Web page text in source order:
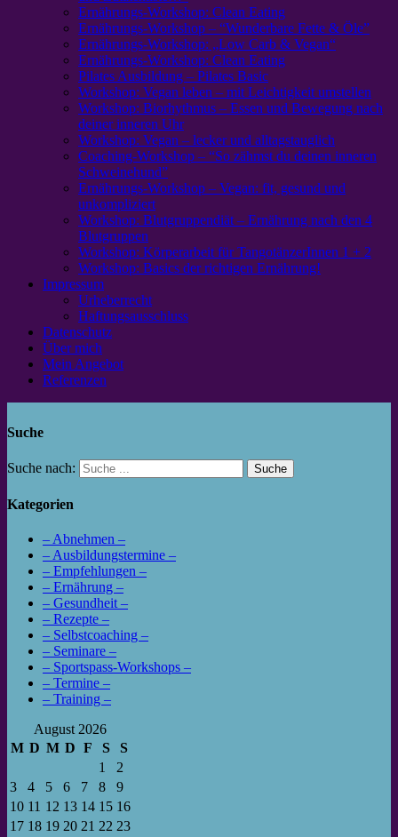
Ernährungs-Workshop: Clean Eating
Ernährungs-Workshop – “Wunderbare Fette & Öle”
Ernährungs-Workshop: „Low Carb & Vegan“
Ernährungs-Workshop: Clean Eating
Pilates Ausbildung – Pilates Basic
Workshop: Vegan leben – mit Leichtigkeit umstellen
Workshop: Biorhythmus – Essen und Bewegung nach
deiner inneren Uhr
Workshop: Vegan – lecker und alltagstauglich
Coaching-Workshop – “So zähmst du deinen inneren
Schweinehund”
Ernährungs-Workshop – Vegan: fit, gesund und
unkompliziert
Workshop: Blutgruppendiät – Ernährung nach den 4
Blutgruppen
Workshop: Körperarbeit für TangotänzerInnen 1 + 2
Workshop: Basics der richtigen Ernährung!
Impressum
Urheberrecht
Haftungsausschluss
Datenschutz
Über mich
Mein Angebot
Referenzen
Suche
Suche nach:
Kategorien
– Abnehmen –
– Ausbildungstermine –
– Empfehlungen –
– Ernährung –
– Gesundheit –
– Rezepte –
– Selbstcoaching –
– Seminare –
– Sportspass-Workshops –
– Termine –
– Training –
August 2026
M D M D F S
S
1
2
3
4 5 6 7 8
9
10 11 12 13 14 15 16
17 18 19 20 21 22 23